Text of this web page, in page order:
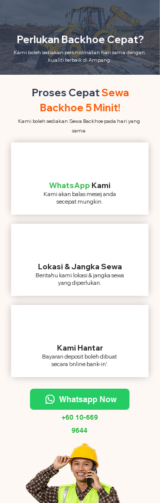
Perlukan Backhoe Cepat?
Kami boleh sediakan perkhidmatan hari sama dengan
kualiti terbaik di Ampang
Proses CepatSewa
Backhoe 5 Minit!
Kami boleh sediakan Sewa Backhoe pada hari yang
sama
WhatsApp Kami
Kami akan balas mesej anda
secepat mungkin.
Lokasi & Jangka Sewa
Beritahu kami lokasi & jangka sewa
yang diperlukan.
Kami Hantar
Bayaran deposit boleh dibuat
secara 'online bank-in'.
Whatsapp Now
+60 10-669
9644